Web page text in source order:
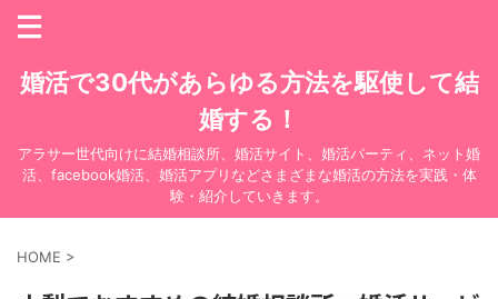
婚活で30代があらゆる方法を駆使して結
婚する！
アラサー世代向けに結婚相談所、婚活サイト、婚活パーティ、ネット婚
活、facebook婚活、婚活アプリなどさまざまな婚活の方法を実践・体
験・紹介していきます。
HOME >